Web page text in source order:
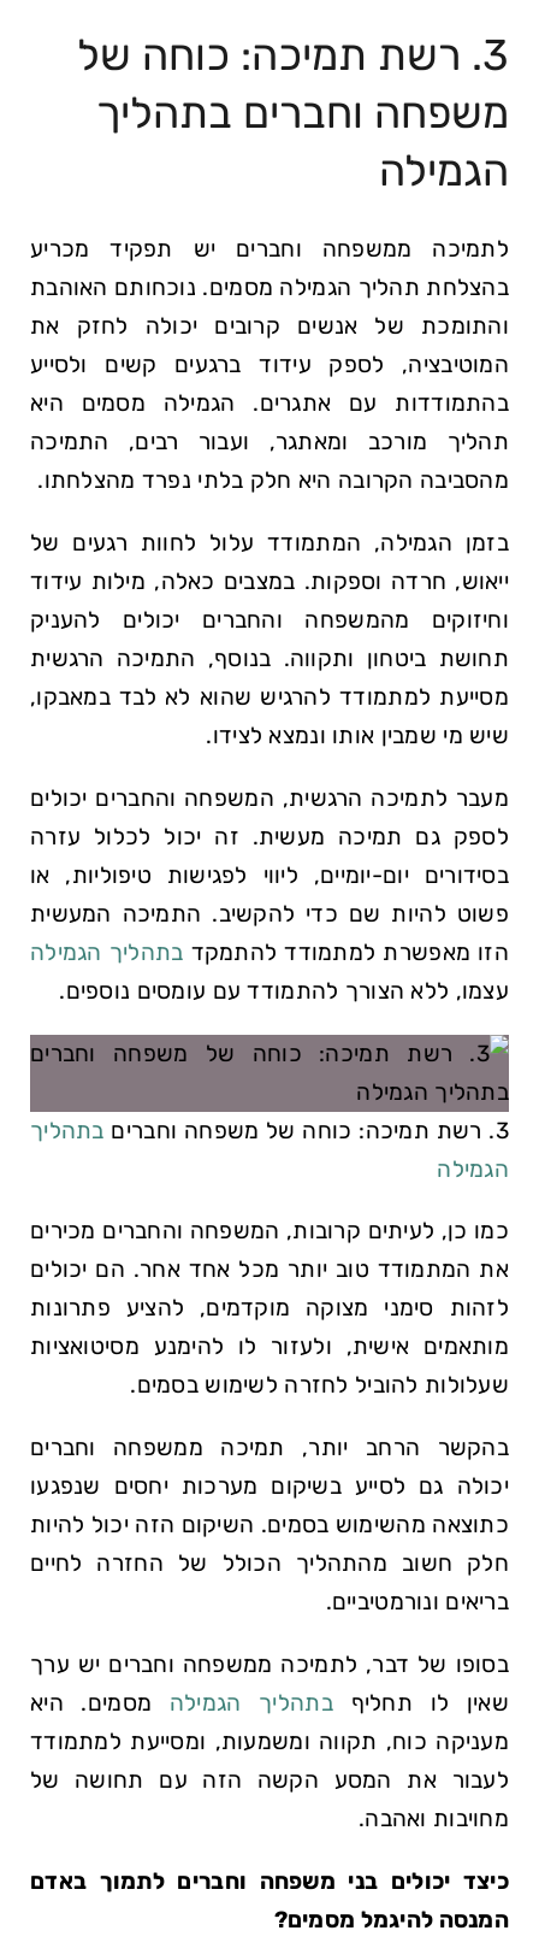
3. רשת תמיכה: כוחה של
משפחה וחברים בתהליך
הגמילה
לתמיכה ממשפחה וחברים יש תפקיד מכריע
בהצלחת תהליך הגמילה מסמים. נוכחותם האוהבת
והתומכת של אנשים קרובים יכולה לחזק את
המוטיבציה, לספק עידוד ברגעים קשים ולסייע
בהתמודדות עם אתגרים. הגמילה מסמים היא
תהליך מורכב ומאתגר, ועבור רבים, התמיכה
מהסביבה הקרובה היא חלק בלתי נפרד מהצלחתו.
בזמן הגמילה, המתמודד עלול לחוות רגעים של
ייאוש, חרדה וספקות. במצבים כאלה, מילות עידוד
וחיזוקים מהמשפחה והחברים יכולים להעניק
תחושת ביטחון ותקווה. בנוסף, התמיכה הרגשית
מסייעת למתמודד להרגיש שהוא לא לבד במאבקו,
שיש מי שמבין אותו ונמצא לצידו.
מעבר לתמיכה הרגשית, המשפחה והחברים יכולים
לספק גם תמיכה מעשית. זה יכול לכלול עזרה
בסידורים יום-יומיים, ליווי לפגישות טיפוליות, או
פשוט להיות שם כדי להקשיב. התמיכה המעשית
הזו מאפשרת למתמודד להתמקד בתהליך הגמילה
עצמו, ללא הצורך להתמודד עם עומסים נוספים.
3. רשת תמיכה: כוחה של משפחה וחברים
בתהליך
הגמילה
כמו כן, לעיתים קרובות, המשפחה והחברים מכירים
את המתמודד טוב יותר מכל אחד אחר. הם יכולים
לזהות סימני מצוקה מוקדמים, להציע פתרונות
מותאמים אישית, ולעזור לו להימנע מסיטואציות
שעלולות להוביל לחזרה לשימוש בסמים.
בהקשר הרחב יותר, תמיכה ממשפחה וחברים
יכולה גם לסייע בשיקום מערכות יחסים שנפגעו
כתוצאה מהשימוש בסמים. השיקום הזה יכול להיות
חלק חשוב מהתהליך הכולל של החזרה לחיים
בריאים ונורמטיביים.
בסופו של דבר, לתמיכה ממשפחה וחברים יש ערך
שאין לו תחליףבתהליך הגמילה מסמים. היא
מעניקה כוח, תקווה ומשמעות, ומסייעת למתמודד
לעבור את המסע הקשה הזה עם תחושה של
מחויבות ואהבה.
כיצד יכולים בני משפחה וחברים לתמוך באדם
המנסה להיגמל מסמים?